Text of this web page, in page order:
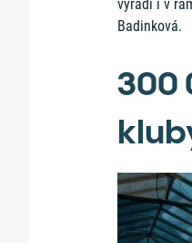
vyřádí i v
Badinková.
300